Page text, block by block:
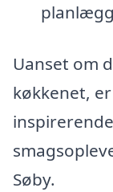
Uanset om
køkkenet,
Søby.